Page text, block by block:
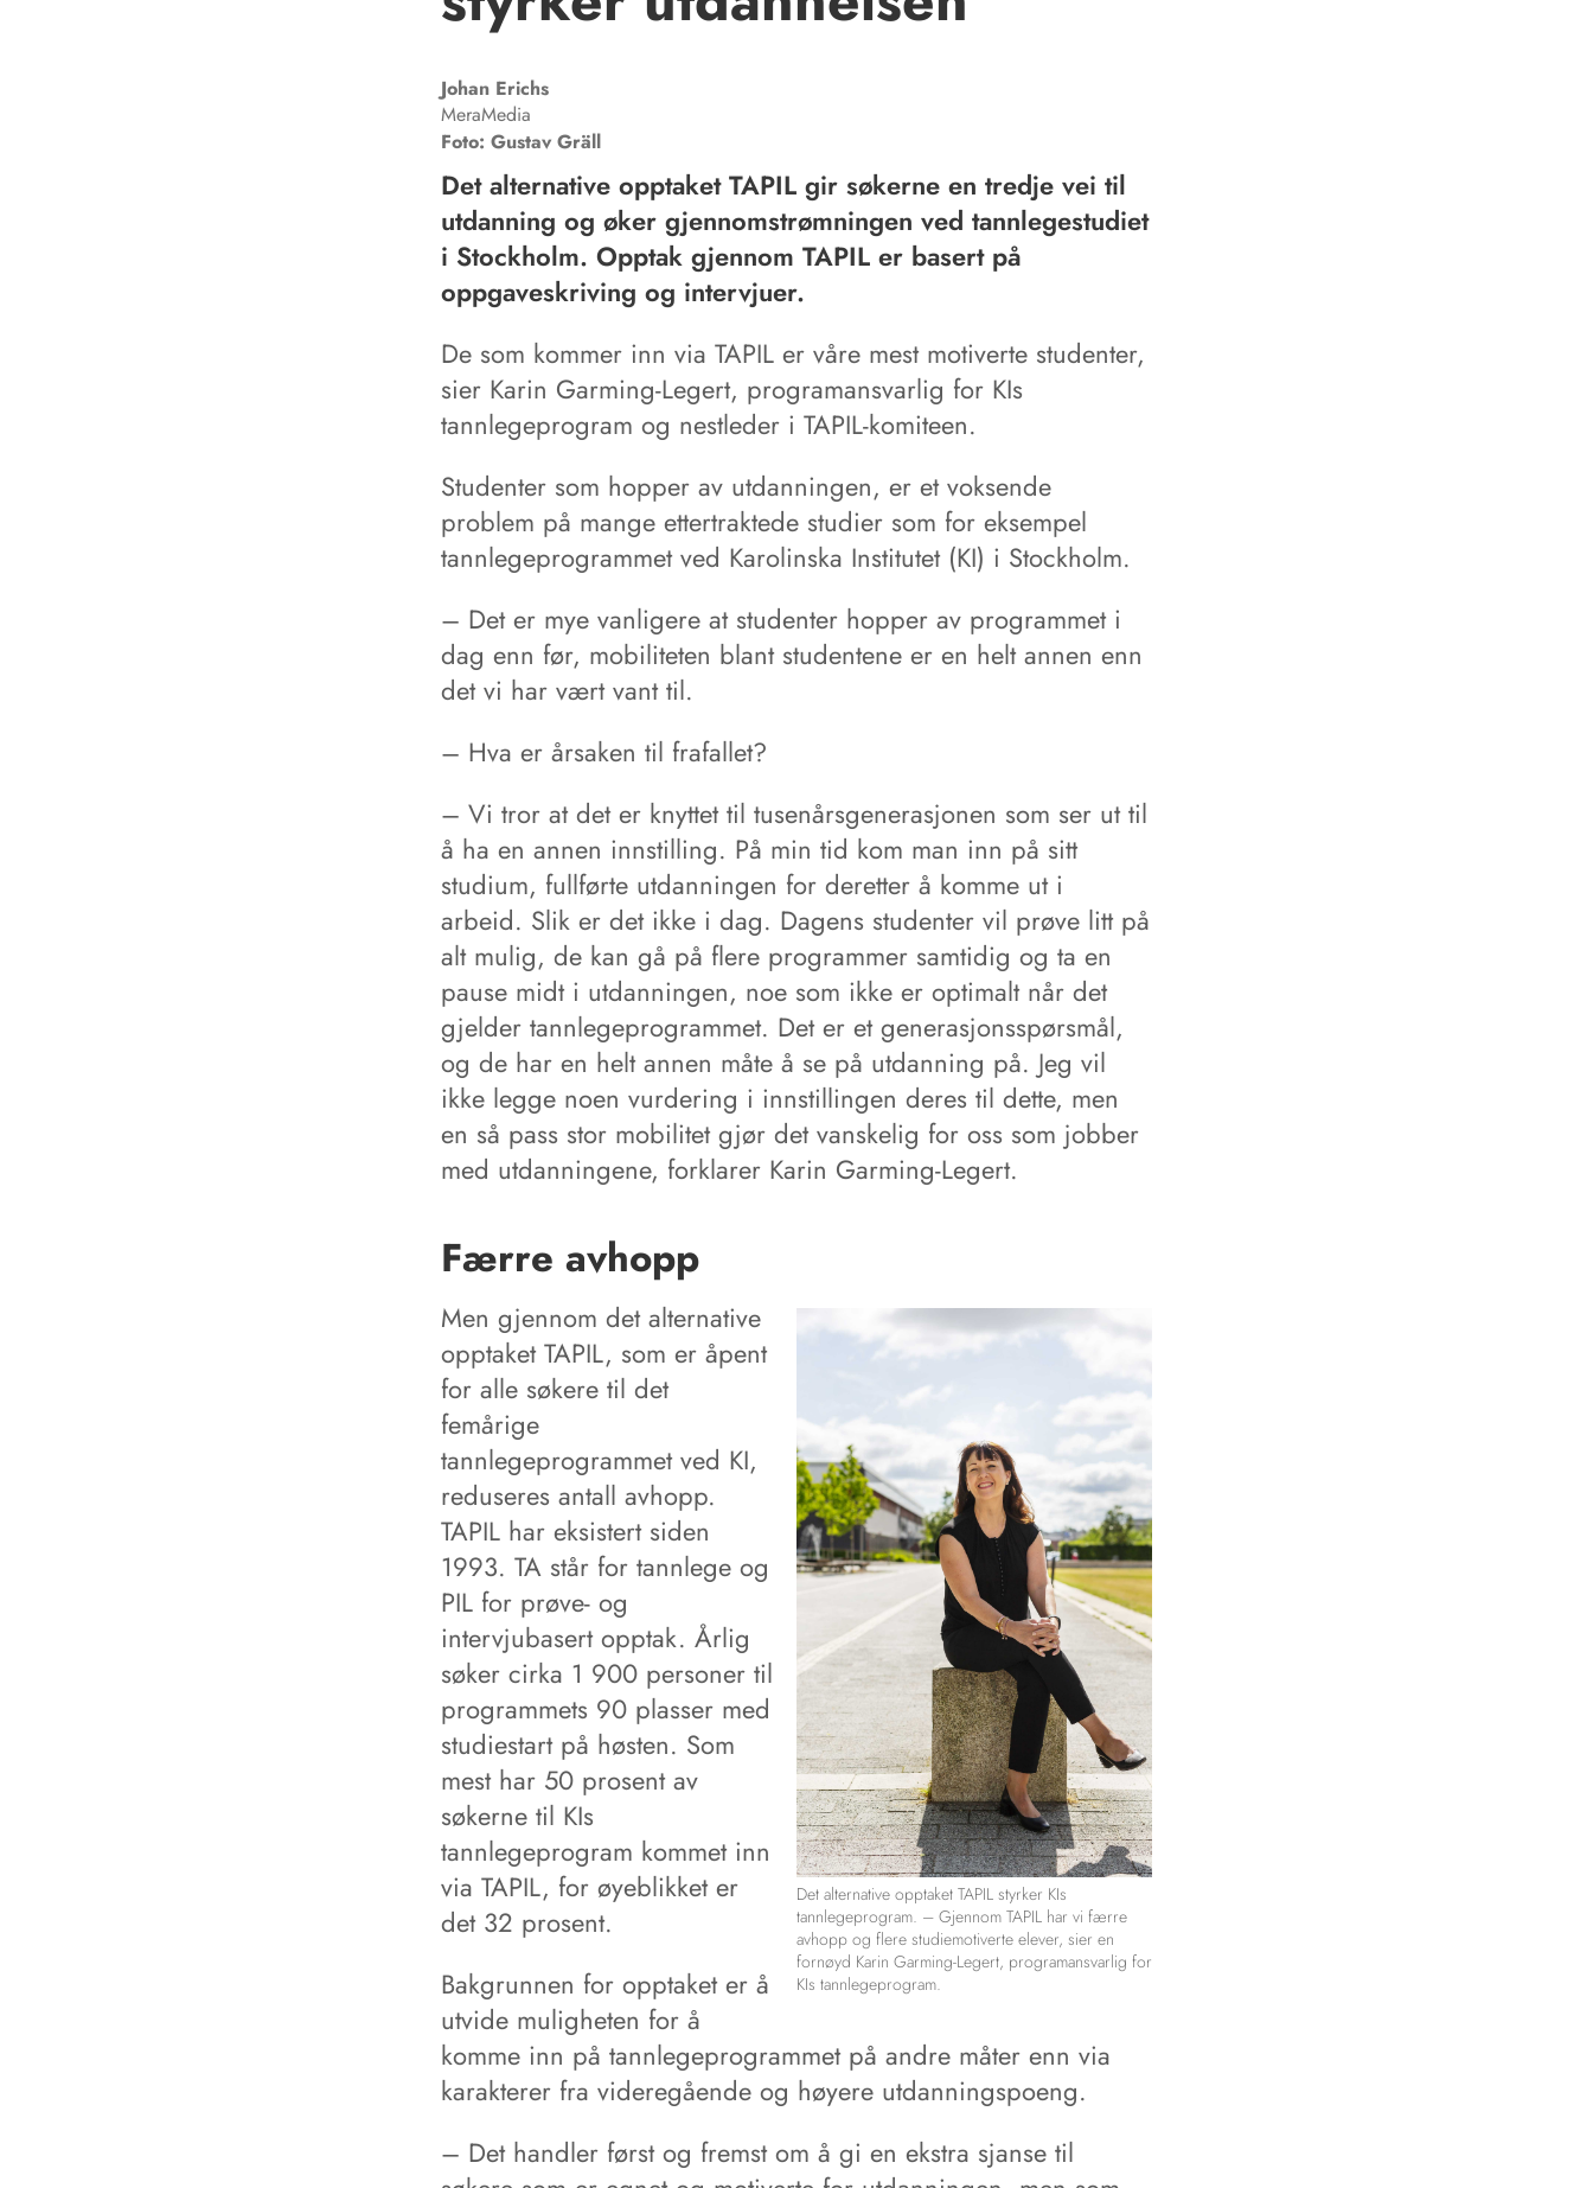
Johan Erichs
MeraMedia
Foto: Gustav Gräll
Det alternative opptaket TAPIL gir søkerne en tredje vei til
utdanning og øker gjennomstrømningen ved tannlegestudiet
i Stockholm. Opptak gjennom TAPIL er basert på
oppgaveskriving og intervjuer.
De som kommer inn via TAPIL er våre mest motiverte studenter,
sier Karin Garming-Legert, programansvarlig for KIs
tannlegeprogram og nestleder i TAPIL-komiteen.
Studenter som hopper av utdanningen, er et voksende
problem på mange ettertraktede studier som for eksempel
tannlegeprogrammet ved Karolinska Institutet (KI) i Stockholm.
– Det er mye vanligere at studenter hopper av programmet i
dag enn før, mobiliteten blant studentene er en helt annen enn
det vi har vært vant til.
– Hva er årsaken til frafallet?
– Vi tror at det er knyttet til tusenårsgenerasjonen som ser ut til
å ha en annen innstilling. På min tid kom man inn på sitt
studium, fullførte utdanningen for deretter å komme ut i
arbeid. Slik er det ikke i dag. Dagens studenter vil prøve litt på
alt mulig, de kan gå på flere programmer samtidig og ta en
pause midt i utdanningen, noe som ikke er optimalt når det
gjelder tannlegeprogrammet. Det er et generasjonsspørsmål,
og de har en helt annen måte å se på utdanning på. Jeg vil
ikke legge noen vurdering i innstillingen deres til dette, men
en så pass stor mobilitet gjør det vanskelig for oss som jobber
med utdanningene, forklarer Karin Garming-Legert.
Færre avhopp
Det alternative opptaket TAPIL styrker KIs
tannlegeprogram. – Gjennom TAPIL har vi færre
avhopp og flere studiemotiverte elever, sier en
fornøyd Karin Garming-Legert, programansvarlig for
KIs tannlegeprogram.
Men gjennom det alternative
opptaket TAPIL, som er åpent
for alle søkere til det
femårige
tannlegeprogrammet ved KI,
reduseres antall avhopp.
TAPIL har eksistert siden
1993. TA står for tannlege og
PIL for prøve- og
intervjubasert opptak. Årlig
søker cirka 1 900 personer til
programmets 90 plasser med
studiestart på høsten. Som
mest har 50 prosent av
søkerne til KIs
tannlegeprogram kommet inn
via TAPIL, for øyeblikket er
det 32 ​​prosent.
Bakgrunnen for opptaket er å
utvide muligheten for å
komme inn på tannlegeprogrammet på andre måter enn via
karakterer fra videregående og høyere utdanningspoeng.
– Det handler først og fremst om å gi en ekstra sjanse til